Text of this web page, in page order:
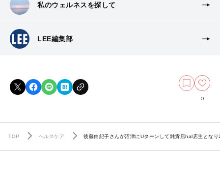
私のウェルネスを探して
LEE編集部
0
TOP ヘルスケア 後藤由紀子さんが沼津にUターンして雑貨店hal店主とな